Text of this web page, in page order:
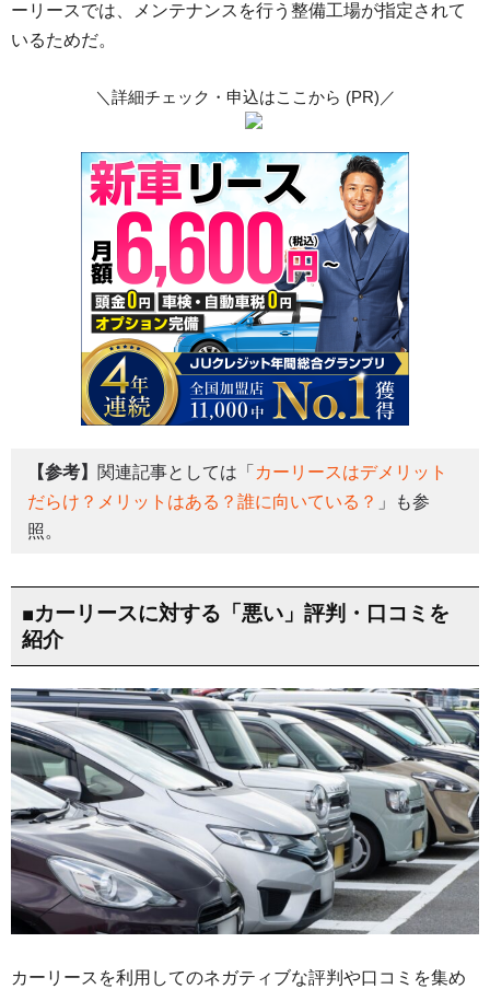
ーリースでは、メンテナンスを行う整備工場が指定されて
いるためだ。
＼詳細チェック・申込はここから (PR)／
【参考】 関連記事としては「 カーリースはデメリット
だらけ？メリットはある？誰に向いている？ 」も参
照。
■カーリースに対する「悪い」評判・口コミを
紹介
カーリースを利用してのネガティブな評判や口コミを集め